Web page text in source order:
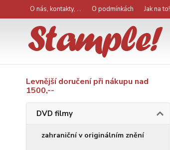
O nás, kontakty, ... O podmínkách Jak na to!
Levnější doručení při nákupu nad
1500,--
DVD filmy
zahraniční v originálním znění